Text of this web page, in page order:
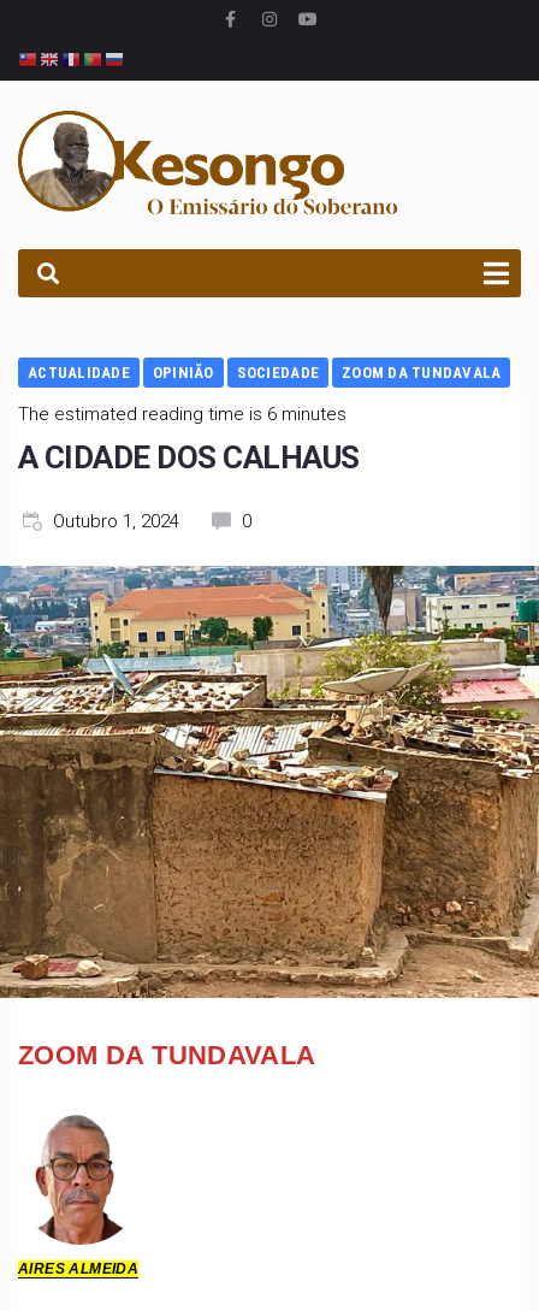
ACTUALIDADE OPINIÃO SOCIEDADE ZOOM DA TUNDAVALA
The estimated reading time is 6 minutes
A CIDADE DOS CALHAUS
Outubro 1, 2024 0
ZOOM DA TUNDAVALA
AIRES ALMEIDA
PROCURAR